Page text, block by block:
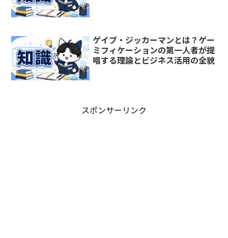
ゲイブ・ジッカーマンとは？ゲー
ミフィケーションの第一人者が提
唱する理論とビジネス活用の全貌
スポンサーリンク